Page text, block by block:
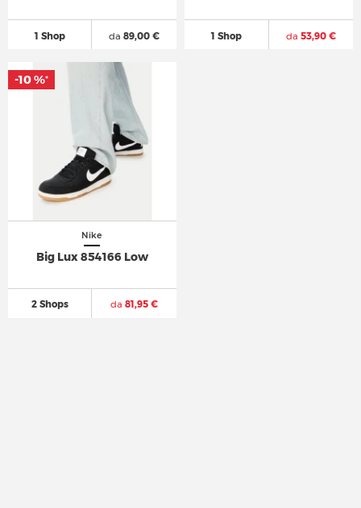
1 Shop da 89,00 € 1 Shop da 53,90 €
Nike
Big Lux 854166 Low
2 Shops da 81,95 €
-10 %*
-10 %*